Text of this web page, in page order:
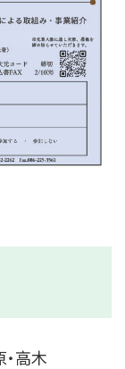
高木